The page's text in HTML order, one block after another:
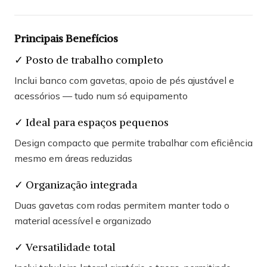
Principais Benefícios
✓ Posto de trabalho completo
Inclui banco com gavetas, apoio de pés ajustável e
acessórios — tudo num só equipamento
✓ Ideal para espaços pequenos
Design compacto que permite trabalhar com eficiência
mesmo em áreas reduzidas
✓ Organização integrada
Duas gavetas com rodas permitem manter todo o
material acessível e organizado
✓ Versatilidade total